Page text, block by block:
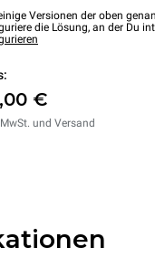
Versionen der oben
die Lösung, an der Du
€
und Versand